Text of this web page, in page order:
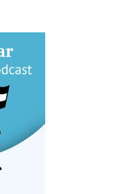
meiste
Belang
darüber
der Milchbar
Podcast auf Apple
Sie uns
die Milchbar
weiter. Mehr
kurier.at/podcasts.